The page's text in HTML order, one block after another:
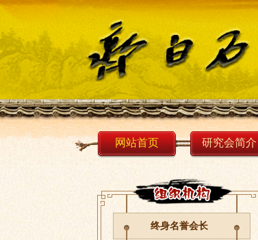
网站首页 研究会简介
终身名誉会长